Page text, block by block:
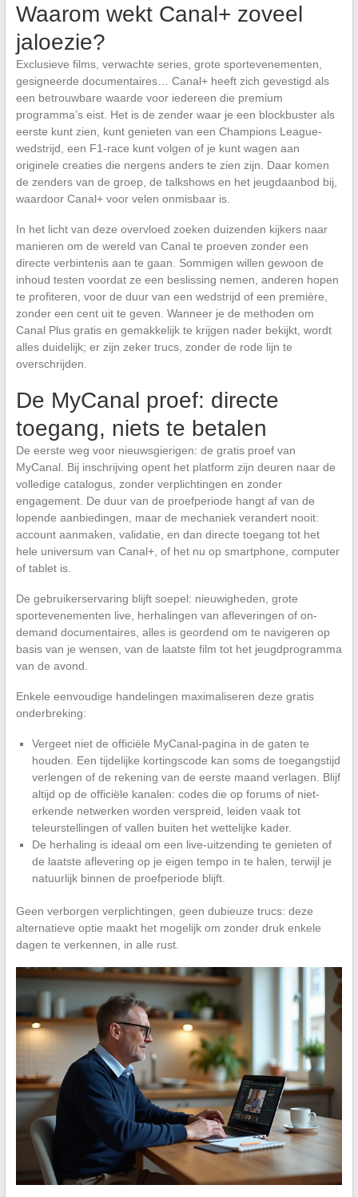
Waarom wekt Canal+ zoveel
jaloezie?
Exclusieve films, verwachte series, grote sportevenementen,
gesigneerde documentaires… Canal+ heeft zich gevestigd als
een betrouwbare waarde voor iedereen die premium
programma’s eist. Het is de zender waar je een blockbuster als
eerste kunt zien, kunt genieten van een Champions League-
wedstrijd, een F1-race kunt volgen of je kunt wagen aan
originele creaties die nergens anders te zien zijn. Daar komen
de zenders van de groep, de talkshows en het jeugdaanbod bij,
waardoor Canal+ voor velen onmisbaar is.
In het licht van deze overvloed zoeken duizenden kijkers naar
manieren om de wereld van Canal te proeven zonder een
directe verbintenis aan te gaan. Sommigen willen gewoon de
inhoud testen voordat ze een beslissing nemen, anderen hopen
te profiteren, voor de duur van een wedstrijd of een première,
zonder een cent uit te geven. Wanneer je de methoden om
Canal Plus gratis en gemakkelijk te krijgen nader bekijkt, wordt
alles duidelijk; er zijn zeker trucs, zonder de rode lijn te
overschrijden.
De MyCanal proef: directe
toegang, niets te betalen
De eerste weg voor nieuwsgierigen: de gratis proef van
MyCanal. Bij inschrijving opent het platform zijn deuren naar de
volledige catalogus, zonder verplichtingen en zonder
engagement. De duur van de proefperiode hangt af van de
lopende aanbiedingen, maar de mechaniek verandert nooit:
account aanmaken, validatie, en dan directe toegang tot het
hele universum van Canal+, of het nu op smartphone, computer
of tablet is.
De gebruikerservaring blijft soepel: nieuwigheden, grote
sportevenementen live, herhalingen van afleveringen of on-
demand documentaires, alles is geordend om te navigeren op
basis van je wensen, van de laatste film tot het jeugdprogramma
van de avond.
Enkele eenvoudige handelingen maximaliseren deze gratis
onderbreking:
Vergeet niet de officiële MyCanal-pagina in de gaten te
houden. Een tijdelijke kortingscode kan soms de toegangstijd
verlengen of de rekening van de eerste maand verlagen. Blijf
altijd op de officiële kanalen: codes die op forums of niet-
erkende netwerken worden verspreid, leiden vaak tot
teleurstellingen of vallen buiten het wettelijke kader.
De herhaling is ideaal om een live-uitzending te genieten of
de laatste aflevering op je eigen tempo in te halen, terwijl je
natuurlijk binnen de proefperiode blijft.
Geen verborgen verplichtingen, geen dubieuze trucs: deze
alternatieve optie maakt het mogelijk om zonder druk enkele
dagen te verkennen, in alle rust.